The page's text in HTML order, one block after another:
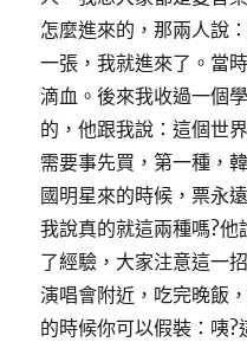
怎麼進來的，那兩人說
一張，我就進來了。當
滴血。後來我收過一個
的，他跟我說：這個世
需要事先買，第一種，
國明星來的時候，票永
我說真的就這兩種嗎?
了經驗，大家注意這一
演唱會附近，吃完晚飯
的時候你可以假裝：咦